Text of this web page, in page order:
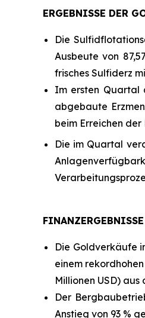
ERGEBNISSE DER
Die
Ausbeute von
frisches Sulfiderz
Im ersten Quartal
abgebaute
beim Erreichen der
Die im Quartal
FINANZERGEBNISSE
Die Goldverkäufe
einem rekordhohen
Millionen USD)
Der
Anstieg von 93 %